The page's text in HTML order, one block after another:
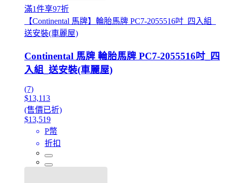
滿1件享97折
【Continental 馬牌】輪胎馬牌 PC7-2055516吋_四入組_
送安裝(車麗屋)
Continental 馬牌 輪胎馬牌 PC7-2055516吋_四
入組_送安裝(車麗屋)
(7)
$13,113
(售價已折)
$13,519
P幣
折扣